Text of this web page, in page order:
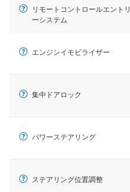
リモートコントロールエントリ
ーシステム
エンジンイモビライザー
集中ドアロック
パワーステアリング
ステアリング位置調整